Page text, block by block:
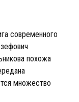
современного
похожа
множество